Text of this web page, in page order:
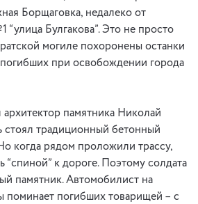
Борщаговка, недалеко от
“улица Булгакова”. Это не просто
могиле похоронены останки
погибших при освобождении города
памятника Николай
стоял традиционный бетонный
когда рядом проложили трассу,
“спиной” к дороге. Поэтому солдата
памятник. Автомобилист на
поминает погибших товарищей – с